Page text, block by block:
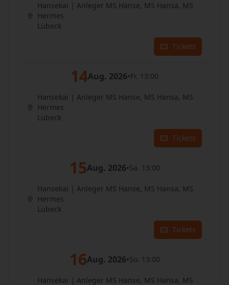
Hansekai | Anleger MS Hanse, MS Hansa, MS
Hermes
Lübeck
Tickets
14Aug. 2026•Fr. 13:00
Hansekai | Anleger MS Hanse, MS Hansa, MS
Hermes
Lübeck
Tickets
15Aug. 2026•Sa. 13:00
Hansekai | Anleger MS Hanse, MS Hansa, MS
Hermes
Lübeck
Tickets
16Aug. 2026•So. 13:00
Hansekai | Anleger MS Hanse, MS Hansa, MS